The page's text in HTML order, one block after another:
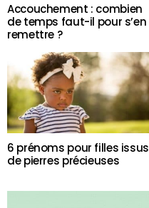
Accouchement : combien
de temps faut-il pour s’en
remettre ?
6 prénoms pour filles issus
de pierres précieuses